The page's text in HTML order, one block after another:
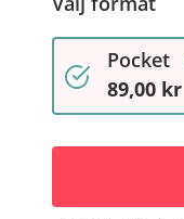
Pocket
89,00 kr